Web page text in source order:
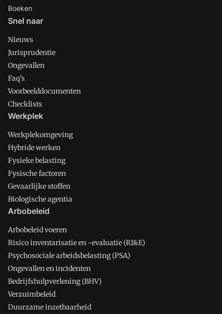
Boeken
Snel naar
Nieuws
Jurisprudentie
Ongevallen
Faq's
Voorbeelddocumenten
Checklists
Werkplek
Werkplekomgeving
Hybride werken
Fysieke belasting
Fysische factoren
Gevaarlijke stoffen
Biologische agentia
Arbobeleid
Arbobeleid voeren
Risico inventarisatie en -evaluatie (RI&E)
Psychosociale arbeidsbelasting (PSA)
Ongevallen en incidenten
Bedrijfshulpverlening (BHV)
Verzuimbeleid
Duurzame inzetbaarheid